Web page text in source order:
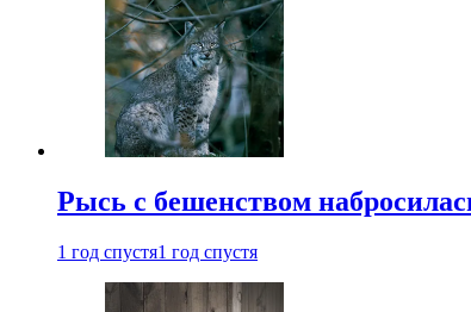
Рысь с бешенством
1 год спустя1 год спустя